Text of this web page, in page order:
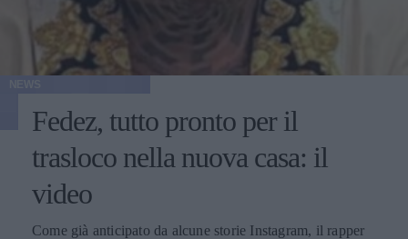
Fedez, tutto pronto per il
trasloco nella nuova casa: il
video
Come già anticipato da alcune storie Instagram, il rapper